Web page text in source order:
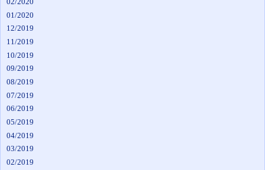
01/2020
12/2019
11/2019
10/2019
09/2019
08/2019
07/2019
06/2019
05/2019
04/2019
03/2019
02/2019